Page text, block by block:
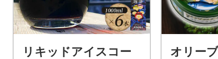
リキッドアイスコー
オリー